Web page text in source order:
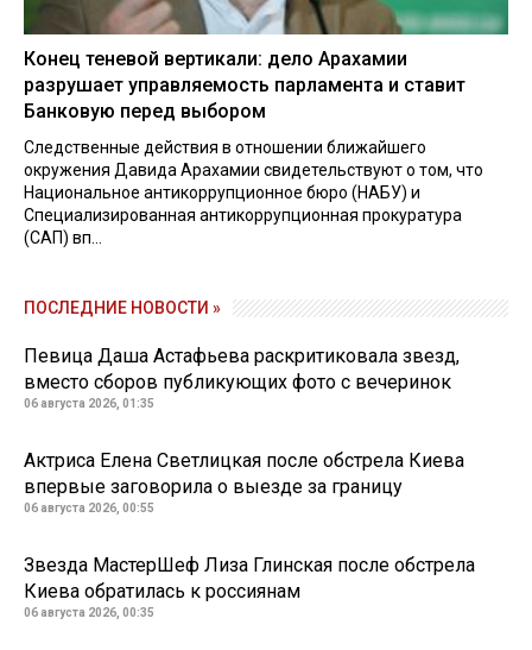
Конец теневой вертикали: дело Арахамии
разрушает управляемость парламента и ставит
Банковую перед выбором
Следственные действия в отношении ближайшего
окружения Давида Арахамии свидетельствуют о том, что
Национальное антикоррупционное бюро (НАБУ) и
Специализированная антикоррупционная прокуратура
(САП) вп...
ПОСЛЕДНИЕ НОВОСТИ »
Певица Даша Астафьева раскритиковала звезд,
вместо сборов публикующих фото с вечеринок
06 августа 2026, 01:35
Актриса Елена Светлицкая после обстрела Киева
впервые заговорила о выезде за границу
06 августа 2026, 00:55
Звезда МастерШеф Лиза Глинская после обстрела
Киева обратилась к россиянам
06 августа 2026, 00:35